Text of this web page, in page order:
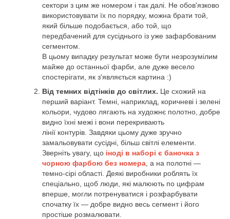
сектори з цим же номером і так далі. Не обов'язково
використовувати їх по порядку, можна брати той,
який більше подобається, або той, що
передбачений для сусіднього із уже зафарбованим
сегментом.
В цьому випадку результат може бути незрозумілим
майже до останньої фарби, але дуже весело
спостерігати, як з'являється картина :)
Від темних відтінків до світлих. Це схожий на
перший варіант. Темні, наприклад, коричневі і зелені
кольори, чудово лягають на художнє полотно, добре
видно їхні межі і вони перекривають
лінії контурів. Завдяки цьому дуже зручно
замальовувати сусідні, більш світлі елементи.
Зверніть увагу, що іноді в наборі є баночка з
чорною фарбою без номера , а на полотні —
темно-сірі області. Деякі виробники роблять їх
спеціально, щоб люди, які малюють по цифрам
вперше, могли потренуватися і розфарбувати
спочатку їх — добре видно весь сегмент і його
простіше розмалювати.